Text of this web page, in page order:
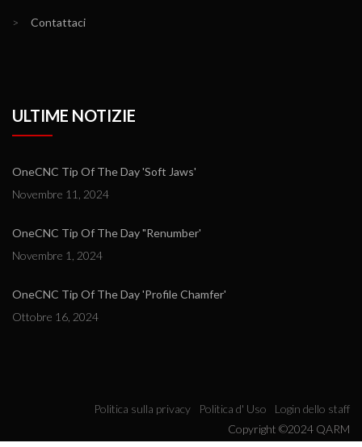
> Contattaci
ULTIME NOTIZIE
OneCNC Tip Of The Day 'Soft Jaws'
Novembre 11, 2024
OneCNC Tip Of The Day "Renumber'
Novembre 1, 2024
OneCNC Tip Of The Day 'Profile Chamfer'
Ottobre 16, 2024
Politica sulla privacy Politica d' Uso
Login dello staff
Copyright ©2024 QARM